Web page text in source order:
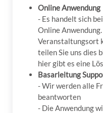
Online Anwendung
- Es handelt sich
Online
Veranstaltungsort
teilen Sie uns dies
hier gibt es eine
Basarleitung
- Wir werden alle
beantworten
- Die Anwendung